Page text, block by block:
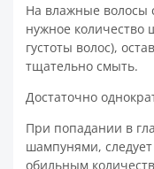
На влажные волосы
нужное количество
густоты волос),
тщательно смыть.
Достаточно
При попадании в
шампунями,
обильным